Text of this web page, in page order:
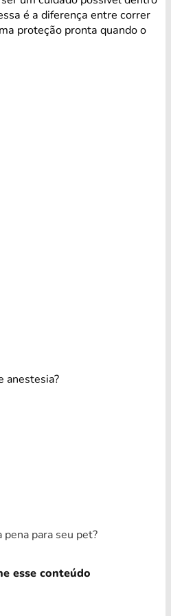
é a diferença entre correr
proteção pronta quando o
anestesia?
pena para seu pet?
esse conteúdo